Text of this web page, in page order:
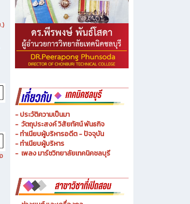
- ประวัติความเป็นมา
- ทำเนียบผู้บริหาร
- เพลง มาร์ชวิทยาลัยเทคนิคชลบุรี